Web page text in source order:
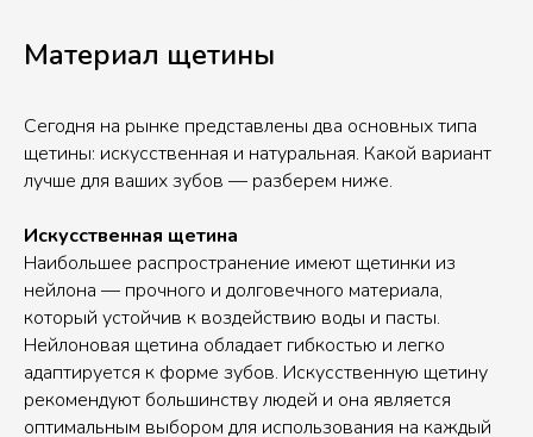
Материал щетины
Сегодня на рынке представлены два основных типа
щетины: искусственная и натуральная. Какой вариант
лучше для ваших зубов — разберем ниже.
Искусственная щетина
Наибольшее распространение имеют щетинки из
нейлона — прочного и долговечного материала,
который устойчив к воздействию воды и пасты.
Нейлоновая щетина обладает гибкостью и легко
адаптируется к форме зубов. Искусственную щетину
рекомендуют большинству людей и она является
оптимальным выбором для использования на каждый